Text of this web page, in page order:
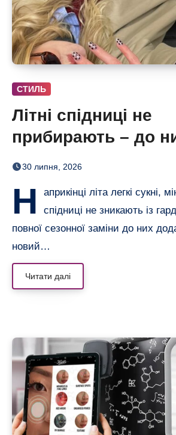
СТИЛЬ
Літні спідниці не
прибирають – до
додають кольорові
30 липня, 2026
Н
априкінці літа легкі сукні,
спідниці не зникають із
повної сезонної заміни до них
новий…
Читати далі